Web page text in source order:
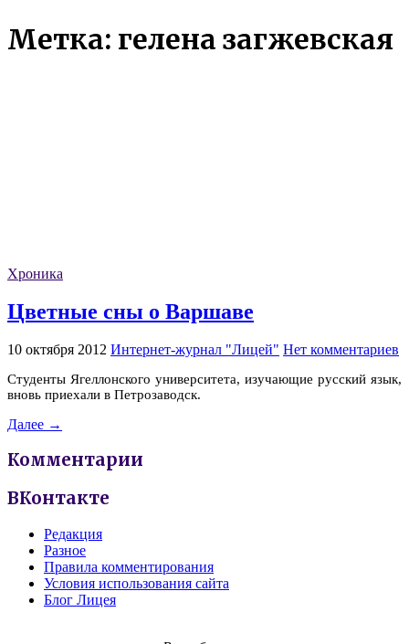
Метка: гелена загжевская
Хроника
Цветные сны о Варшаве
10 октября 2012 Интернет-журнал "Лицей" Нет комментариев
Студенты Ягеллонского университета, изучающие русский язык,
вновь приехали в Петрозаводск.
Далее →
Комментарии
ВКонтакте
Редакция
Разное
Правила комментирования
Условия использования сайта
Блог Лицея